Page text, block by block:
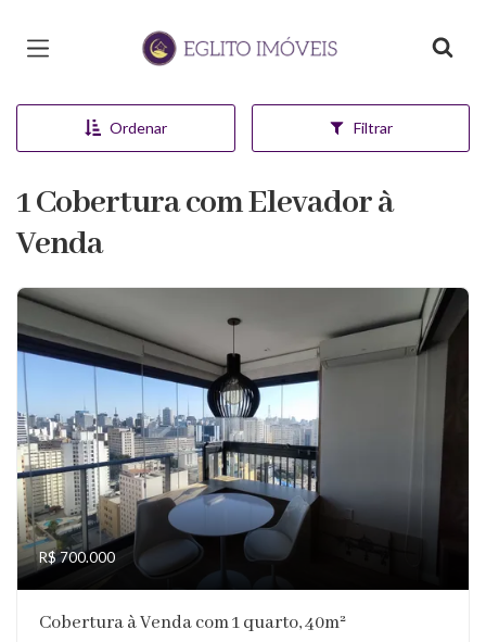
Página inicial
Ordenar Filtrar
1 Cobertura com Elevador à
Venda
R$ 700.000
Cobertura à Venda com 1 quarto, 40m²